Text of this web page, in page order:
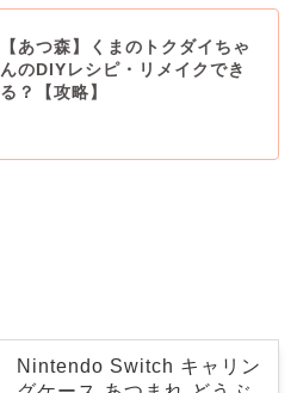
【あつ森】くまのトクダイちゃ
んのDIYレシピ・リメイクでき
る？【攻略】
Nintendo Switch キャリン